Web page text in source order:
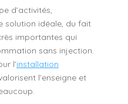
d’activités,
solution idéale, du fait
importantes qui
sans injection.
l’installation
l’enseigne et